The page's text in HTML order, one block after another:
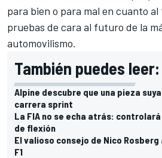
para bien o para mal en cuanto
pruebas de cara al futuro de la
automovilismo.
También puedes leer:
Alpine descubre que una pieza
carrera sprint
La FIA no se echa atrás:
de flexión
El valioso consejo de Nico Rosberg
F1